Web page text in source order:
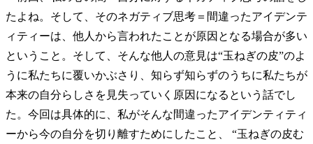
たよね。そして、そのネガティブ思考＝間違ったアイデンテ
ィティーは、他人から言われたことが原因となる場合が多い
ということ。そして、そんな他人の意見は“玉ねぎの皮”のよ
うに私たちに覆いかぶさり、知らず知らずのうちに私たちが
本来の自分らしさを見失っていく原因になるという話でし
た。今回は具体的に、私がそんな間違ったアイデンティティ
ーから今の自分を切り離すためにしたこと、 “玉ねぎの皮む